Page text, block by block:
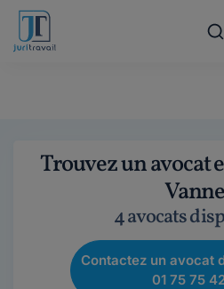
Trouvez un avocat
4 avocats
Contactez un avocat
01 75 75